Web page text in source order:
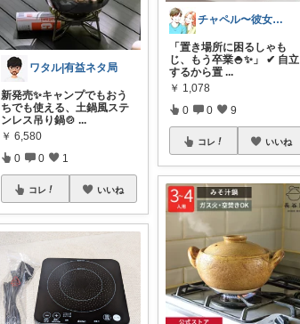
ワタル|有益ネタ局
新発売✨キャンプでもおう
ちでも使える、土鍋風ステ
ンレス吊り鍋🍲 ...
￥ 6,580
0 0 1
コレ いいね
チャペル〜彼女と僕のかわいいモノ探し〜
「置き場所に困るしゃも
じ、もう卒業🍚✨」 ✔ 自立
するから置 ...
￥ 1,078
0 0 9
コレ いいね